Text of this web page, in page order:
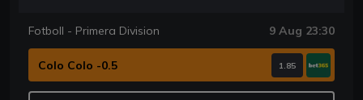
Fotboll - Primera Division 9 Aug 23:30
Colo Colo -0.5 1.85